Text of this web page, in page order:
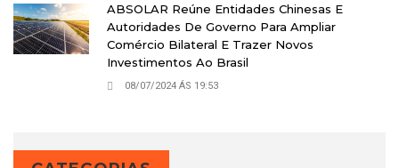
ABSOLAR Reúne Entidades Chinesas E
Autoridades De Governo Para Ampliar
Comércio Bilateral E Trazer Novos
Investimentos Ao Brasil
08/07/2024 ÁS 19:53